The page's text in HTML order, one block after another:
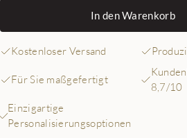
In den Warenkorb
Kostenloser Versand
Für Sie maßgefertigt
8,7/10
Einzigartige
Personalisierungsoptionen